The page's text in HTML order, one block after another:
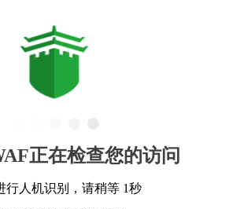
正在检查您的访问
行人机识别，请稍等 1秒